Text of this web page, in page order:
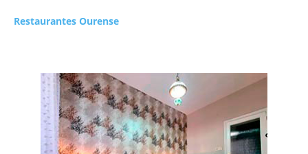
Restaurantes Ourense